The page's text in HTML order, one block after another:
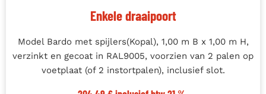
Enkele draaipoort
Model Bardo met spijlers(Kopal), 1,00 m B x 1,00 m H,
verzinkt en gecoat in RAL9005, voorzien van 2 palen op
voetplaat (of 2 instortpalen), inclusief slot.